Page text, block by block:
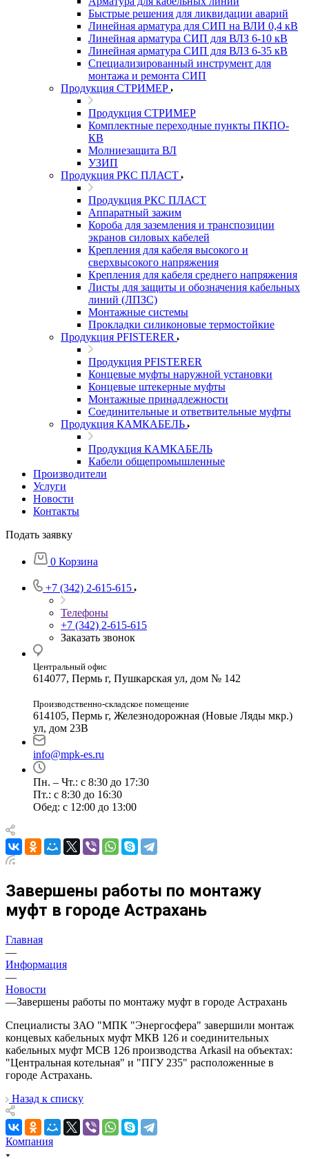
Быстрые решения для ликвидации аварий
Линейная арматура для СИП на ВЛИ 0,4 кВ
Линейная арматура СИП для ВЛЗ 6-10 кВ
Линейная арматура СИП для ВЛЗ 6-35 кВ
Специализированный инструмент для
монтажа и ремонта СИП
Продукция СТРИМЕР
Продукция СТРИМЕР
Комплектные переходные пункты ПКПО-
КВ
Молниезащита ВЛ
УЗИП
Продукция РКС ПЛАСТ
Продукция РКС ПЛАСТ
Аппаратный зажим
Короба для заземления и транспозиции
экранов силовых кабелей
Крепления для кабеля высокого и
сверхвысокого напряжения
Крепления для кабеля среднего напряжения
Листы для защиты и обозначения кабельных
линий (ЛПЗС)
Монтажные системы
Прокладки силиконовые термостойкие
Продукция PFISTERER
Продукция PFISTERER
Концевые муфты наружной установки
Концевые штекерные муфты
Монтажные принадлежности
Соединительные и ответвительные муфты
Продукция КАМКАБЕЛЬ
Продукция КАМКАБЕЛЬ
Кабели общепромышленные
Производители
Услуги
Новости
Контакты
Подать заявку
0 Корзина
+7 (342) 2-615-615
Телефоны
+7 (342) 2-615-615
Заказать звонок
Центральный офис
614077, Пермь г, Пушкарская ул, дом № 142
Производственно-складское помещение
614105, Пермь г, Железнодорожная (Новые Ляды мкр.)
ул, дом 23В
info@mpk-es.ru
Пн. – Чт.: с 8:30 до 17:30
Пт.: с 8:30 до 16:30
Обед: с 12:00 до 13:00
Завершены работы по монтажу
муфт в городе Астрахань
Главная
—
Информация
—
Новости
—Завершены работы по монтажу муфт в городе Астрахань
Специалисты ЗАО "МПК "Энергосфера" завершили монтаж
концевых кабельных муфт МКВ 126 и соединительных
кабельных муфт МСВ 126 производства Arkasil на объектах:
"Центральная котельная" и "ПГУ 235" расположенные в
городе Астрахань.
Назад к списку
Компания